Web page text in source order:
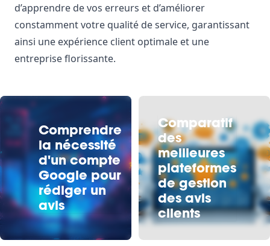
d’apprendre de vos erreurs et d’améliorer
constamment votre qualité de service, garantissant
ainsi une expérience client optimale et une
entreprise florissante.
Comprendre
la nécessité
d'un compte
Google pour
rédiger un
avis
Comparatif
des
meilleures
plateformes
de gestion
des avis
clients